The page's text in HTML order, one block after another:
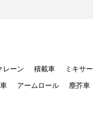
レーン 積載車 ミキサー
アームロール 塵芥車